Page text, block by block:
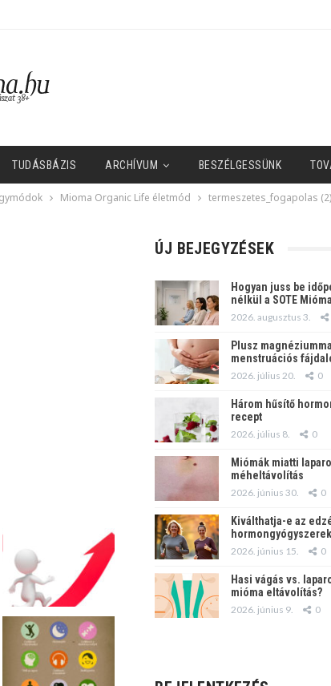
TUDÁSBÁZIS ARCHÍVUM BESZÉLGESSÜNK
Mioma Organic Life életmód termeszetes_fogapolas (2)
ÚJ BEJEGYZÉSEK
Hogyan juss be
nélkül a SOTE
2026. augusztus 3.
Plusz
menstruációs
2026. július 20. 0
Három hűsítő
recept
2026. július 8. 0
Miómák miatti
méheltávolítás
2026. június 30. 0
Kiválthatja-e az
2026. június 15. 0
Hasi vágás vs.
mióma eltávolítás?
2026. június 9. 0